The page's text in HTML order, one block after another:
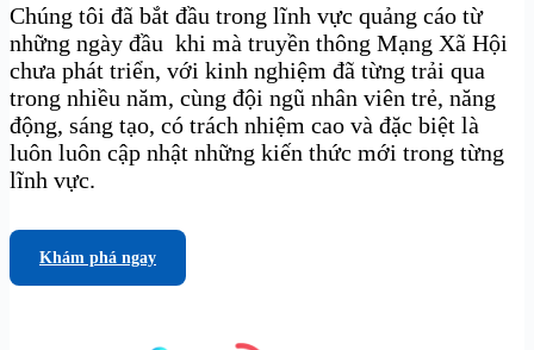
Chúng tôi đã bắt đầu trong lĩnh vực quảng cáo từ
những ngày đầu khi mà truyền thông Mạng Xã Hội
chưa phát triển, với kinh nghiệm đã từng trải qua
trong nhiều năm, cùng đội ngũ nhân viên trẻ, năng
động, sáng tạo, có trách nhiệm cao và đặc biệt là
luôn luôn cập nhật những kiến thức mới trong từng
lĩnh vực.
Khám phá ngay